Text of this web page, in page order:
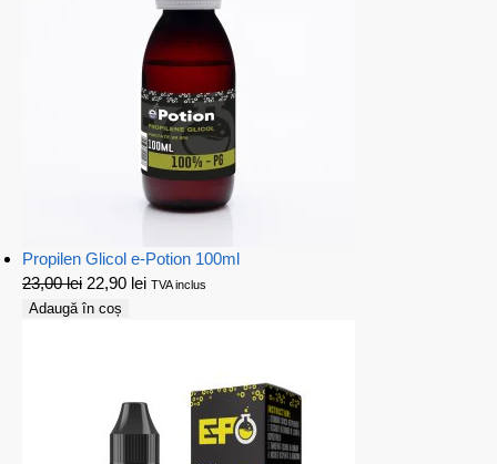
Propilen Glicol e-Potion 100ml
23,00lei 22,90 lei TVA inclus
Adaugă în coș